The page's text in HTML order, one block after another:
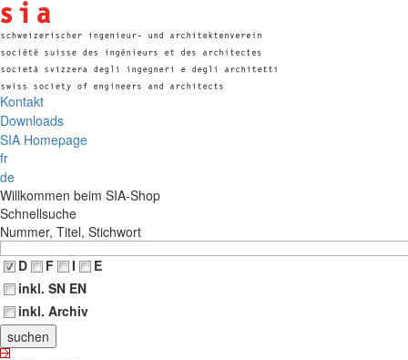
Kontakt
Downloads
SIA Homepage
fr
de
Willkommen beim SIA-Shop
Schnellsuche
Nummer, Titel, Stichwort
D
F I
E
inkl. SN EN
inkl. Archiv